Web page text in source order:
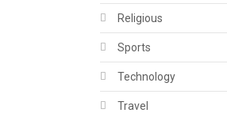
Religious
Sports
Technology
Travel